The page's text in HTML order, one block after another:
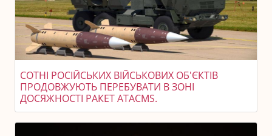
СОТНІ РОСІЙСЬКИХ ВІЙСЬКОВИХ ОБ'ЄКТІВ
ПРОДОВЖУЮТЬ ПЕРЕБУВАТИ В ЗОНІ
ДОСЯЖНОСТІ РАКЕТ ATACMS.